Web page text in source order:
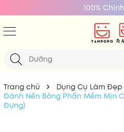
100%
Trang chủ Dụng Cụ Làm Đẹp
Đánh Nền Bông Phấn Mềm Mịn
Đựng)